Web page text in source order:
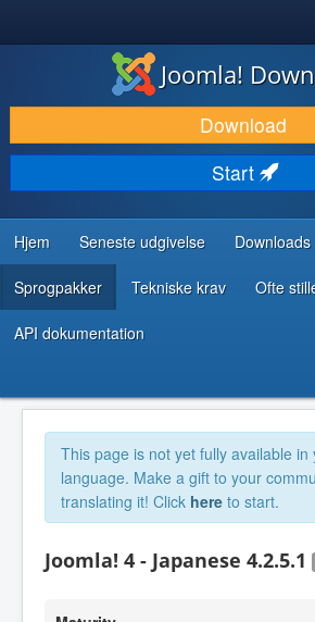
DOWNLOAD & UDVID
OPDAG & LÆR
FÆLLESSKABET & SUPPORT
UDVIKLERRESSOURCER
Joomla!
Download
Start
Hjem Seneste udgivelse Downloads
Sprogpakker Tekniske krav Ofte
API dokumentation
This page is not yet fully available in
language. Make a gift to your
translating it! Click here to start.
Joomla! 4 - Japanese 4.2.5.1